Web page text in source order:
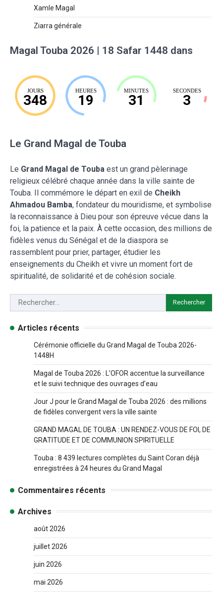
Xamle Magal
Ziarra générale
Magal Touba 2026 | 18 Safar 1448 dans
JOURS
348
HEURES
19
MINUTES
31
SECONDES
2
Le Grand Magal de Touba
Le Grand Magal de Touba est un grand pèlerinage
religieux célébré chaque année dans la ville sainte de
Touba. Il commémore le départ en exil de Cheikh
Ahmadou Bamba, fondateur du mouridisme, et symbolise
la reconnaissance à Dieu pour son épreuve vécue dans la
foi, la patience et la paix. À cette occasion, des millions de
fidèles venus du Sénégal et de la diaspora se
rassemblent pour prier, partager, étudier les
enseignements du Cheikh et vivre un moment fort de
spiritualité, de solidarité et de cohésion sociale.
Articles récents
Cérémonie officielle du Grand Magal de Touba 2026-
1448H
Magal de Touba 2026 : L’OFOR accentue la surveillance
et le suivi technique des ouvrages d’eau
Jour J pour le Grand Magal de Touba 2026 : des millions
de fidèles convergent vers la ville sainte
GRAND MAGAL DE TOUBA : UN RENDEZ-VOUS DE FOI, DE
GRATITUDE ET DE COMMUNION SPIRITUELLE
Touba : 8 439 lectures complètes du Saint Coran déjà
enregistrées à 24 heures du Grand Magal
Commentaires récents
Archives
août 2026
juillet 2026
juin 2026
mai 2026